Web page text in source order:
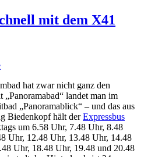
mit dem X41
hat zwar nicht ganz den
landet man im
„Panoramablick“ – und das aus
Biedenkopf hält derExpressbus
um 6.58 Uhr, 7.48 Uhr, 8.48
Uhr, 12.48 Uhr, 13.48 Uhr, 14.48
Uhr, 18.48 Uhr, 19.48 und 20.48